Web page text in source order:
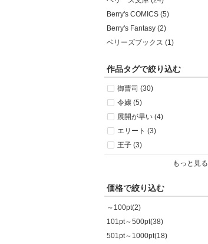
Berry's COMICS (5)
Berry's Fantasy (2)
ベリーズブックス (1)
作品タグで絞り込む
御曹司 (30)
令嬢 (5)
展開が早い (4)
エリート (3)
王子 (3)
もっと見る
価格で絞り込む
～100pt(2)
101pt～500pt(38)
501pt～1000pt(18)